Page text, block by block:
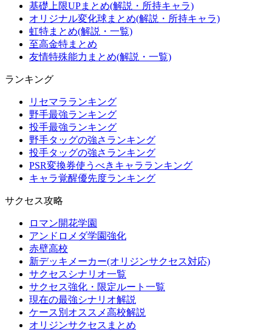
基礎上限UPまとめ(解説・所持キャラ)
オリジナル変化球まとめ(解説・所持キャラ)
虹特まとめ(解説・一覧)
至高金特まとめ
友情特殊能力まとめ(解説・一覧)
ランキング
リセマラランキング
野手最強ランキング
投手最強ランキング
野手タッグの強さランキング
投手タッグの強さランキング
PSR変換券使うべきキャラランキング
キャラ覚醒優先度ランキング
サクセス攻略
ロマン開花学園
アンドロメダ学園強化
赤壁高校
新デッキメーカー(オリジンサクセス対応)
サクセスシナリオ一覧
サクセス強化・限定ルート一覧
現在の最強シナリオ解説
ケース別オススメ高校解説
オリジンサクセスまとめ